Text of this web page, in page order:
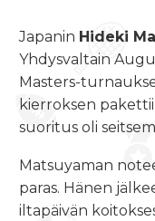
Japanin Hideki
Yhdysvaltain
Masters-
kierroksen
suoritus oli
Matsuyaman
paras. Hänen
iltapäivän